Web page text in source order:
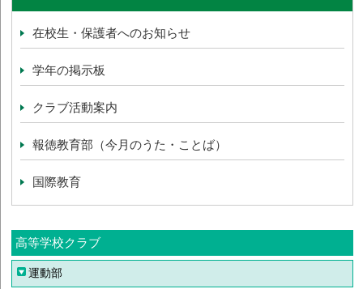
在校生・保護者へのお知らせ
学年の掲示板
クラブ活動案内
報徳教育部（今月のうた・ことば）
国際教育
高等学校クラブ
運動部